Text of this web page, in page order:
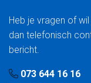
Heb je vragen of
dan telefonisch
bericht.
073 644 16 16